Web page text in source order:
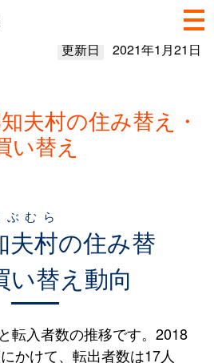
更新日 2021年1月21日
夫村の住み替え・
い替え
夫村
ぶむら
の住み替
い替え動向
転入者数の推移です。2018
かけて、転出者数は17人